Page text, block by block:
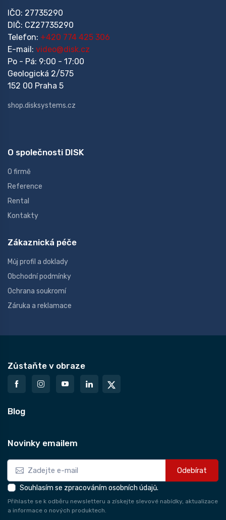
IČO: 27735290
DIČ: CZ27735290
Telefon: +420 774 425 306
E-mail: video@disk.cz
Po - Pá: 9:00 - 17:00
Geologická 2/575
152 00 Praha 5
shop.disksystems.cz
O společnosti DISK
O firmě
Reference
Rental
Kontakty
Zákaznická péče
Můj profil a doklady
Obchodní podmínky
Ochrana soukromí
Záruka a reklamace
Zůstaňte v obraze
Blog
Novinky emailem
Odebírat
Souhlasím se zpracováním osobních údajů.
Přihlaste se k odběru newsletteru a získejte slevové nabídky, aktualizace
a informace o nových produktech.